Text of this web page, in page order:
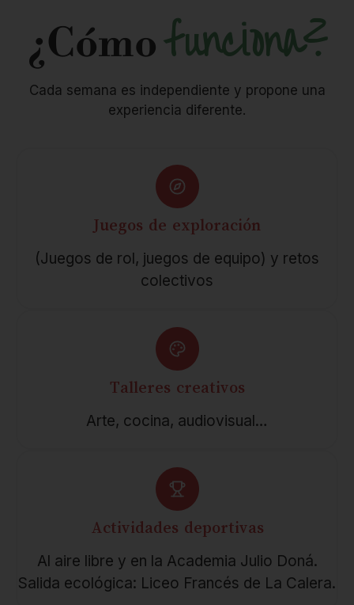
¿Cómofunciona?
Cada semana es independiente y propone una
experiencia diferente.
Juegos de exploración
(Juegos de rol, juegos de equipo) y retos
colectivos
Talleres creativos
Arte, cocina, audiovisual…
Actividades deportivas
Al aire libre y en la Academia Julio Doná.
Salida ecológica: Liceo Francés de La Calera.